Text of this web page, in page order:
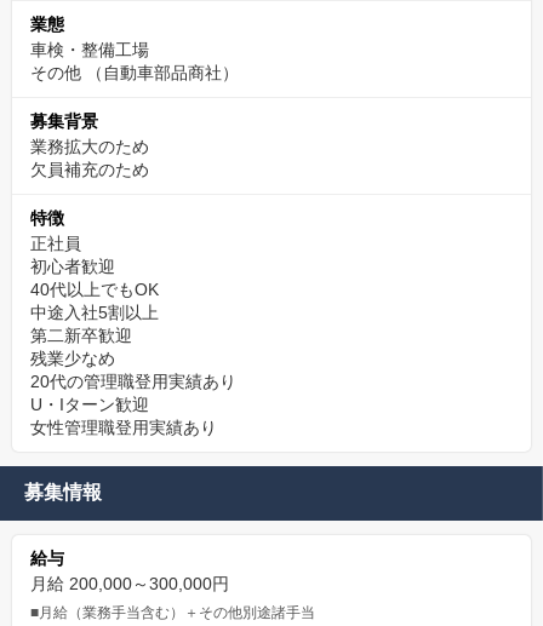
業態
車検・整備工場
その他
（自動車部品商社）
募集背景
業務拡大のため
欠員補充のため
特徴
正社員
初心者歓迎
40代以上でもOK
中途入社5割以上
第二新卒歓迎
残業少なめ
20代の管理職登用実績あり
U・Iターン歓迎
女性管理職登用実績あり
募集情報
給与
月給 200,000～300,000円
■月給（業務手当含む）＋その他別途諸手当